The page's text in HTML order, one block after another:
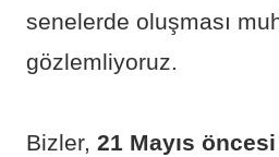
senelerde oluşması
gözlemliyoruz.
Bizler, 21 Mayıs